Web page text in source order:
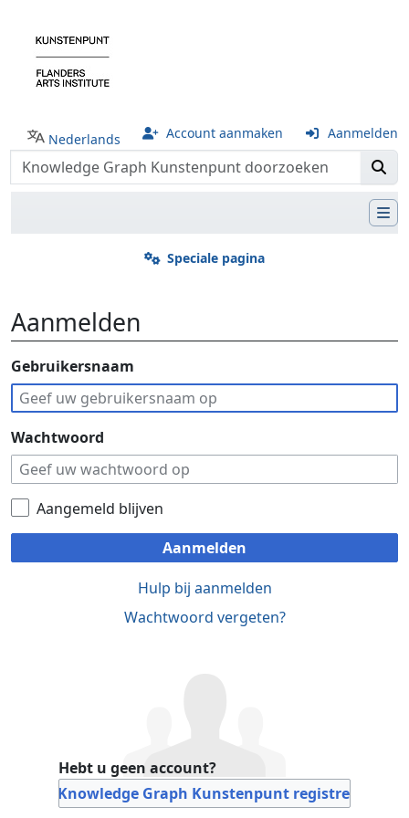
Nederlands Account aanmaken Aanmelden
Speciale pagina
Aanmelden
Ga naar:navigatie,
Gebruikersnaam
Wachtwoord
Aangemeld blijven
Aanmelden
Hulp bij aanmelden
Wachtwoord vergeten?
Hebt u geen account?
Bij Knowledge Graph Kunstenpunt registreren